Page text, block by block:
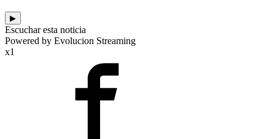
▶
Escuchar esta noticia
Powered by Evolucion Streaming
x1